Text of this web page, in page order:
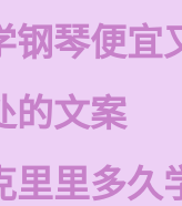
钢琴便宜
的文案
里里多久